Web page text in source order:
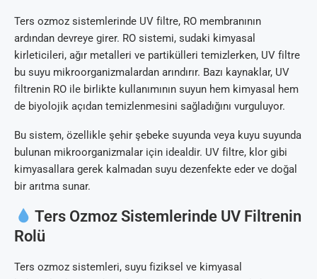
Ters ozmoz sistemlerinde UV filtre, RO membranının
ardından devreye girer. RO sistemi, sudaki kimyasal
kirleticileri, ağır metalleri ve partikülleri temizlerken, UV filtre
bu suyu mikroorganizmalardan arındırır. Bazı kaynaklar, UV
filtrenin RO ile birlikte kullanımının suyun hem kimyasal hem
de biyolojik açıdan temizlenmesini sağladığını vurguluyor.
Bu sistem, özellikle şehir şebeke suyunda veya kuyu suyunda
bulunan mikroorganizmalar için idealdir. UV filtre, klor gibi
kimyasallara gerek kalmadan suyu dezenfekte eder ve doğal
bir arıtma sunar.
Ters Ozmoz Sistemlerinde UV Filtrenin
Rolü
Ters ozmoz sistemleri, suyu fiziksel ve kimyasal